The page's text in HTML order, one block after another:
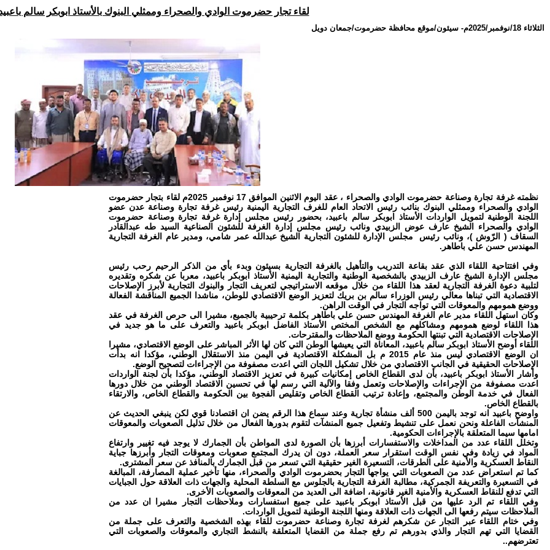
لقاء تجار حضرموت الوادي والصحراء وممثلي البنوك بالأستاذ ابوبكر سالم
الثلاثاء 18/نوفمبر/2025م - سيئون/موقع محافظة حضرموت/جمعان دويل
نظمته غرفة تجارة وصناعة حضرموت الوادي والصحراء ، عقد اليوم الاثنين الموافق 17 نوفمبر 2025م لقاء بتجار حضرموت
الوادي والصحراء وممثلي البنوك بنائب رئيس الاتحاد العام للغرف التجارية اليمنية رئيس غرفة تجارة وصناعة عدن عضو
اللجنة الوطنية لتمويل الواردات الأستاذ ابوبكر سالم باعبيد، بحضور رئيس مجلس إدارة غرفة تجارة وصناعة حضرموت
الوادي والصحراء الشيخ عارف عوض الزبيدي ونائب رئيس مجلس إدارة الغرفة للشئون الصناعية السيد طه عبدالقادر
السقاف ( الرّوش )، ونائب رئيس مجلس الإدارة للشئون التجارية الشيخ عبدالله عمر شامي، ومدير عام الغرفة التجارية
المهندس حسن علي باطاهر.
وفي افتتاحية اللقاء الذي عقد بقاعة التدريب والتأهيل بالغرفة التجارية بسيئون وبدء بأي من الذكر الرحيم رحب رئيس
مجلس الإدارة الشيخ عارف الزبيدي بالشخصية الوطنية والتجارية اليمنية الأستاذ ابوبكر باعبيد، معربا عن شكره وتقديره
لتلبية دعوة الغرفة التجارية لعقد هذا اللقاء من خلال موقعه الاستراتيجي لتعريف التجار والبنوك التجارية لأبرز الإصلاحات
الاقتصادية التي تبناها معالي رئيس الوزراء سالم بن بريك لتعزيز الوضع الاقتصادي للوطن، مناشدا الجميع المناقشة الفعالة
ووضع همومهم والمعوقات التي تواجه التجار في الوقت الراهن.
وكان استهل اللقاء مدير عام الغرفة المهندس حسن علي باطاهر بكلمة ترحيبية بالجميع، مشيرا الى حرص الغرفة في عقد
هذا اللقاء لوضع همومهم ومشاكلهم مع الشخص المختص الأستاذ الفاضل ابوبكر باعبيد والتعرف على ما هو جديد في
الإصلاحات الاقتصادية التي تبنتها الحكومة ووضع الملاحظات والمقترحات.
اللقاء أوضح الأستاذ ابوبكر سالم باعبيد، المعاناة التي يعيشها الوطن التي كان لها الأثر المباشر على الوضع الاقتصادي، مشيرا
ان الوضع الاقتصادي ليس منذ عام 2015 م بل المشكلة الاقتصادية في اليمن منذ الاستقلال الوطني، مؤكدا انه بدأت
الإصلاحات الحقيقية في الجانب الاقتصادي من خلال تشكيل اللجان التي اعدت مصفوفة من الإجراءات لتصحيح الوضع.
وأشار الأستاذ ابوبكر باعبيد، بأن لدى القطاع الخاص إمكانيات كبيرة في تعزيز الاقتصاد الوطني، مؤكدا بأن لجنة الواردات
اعدت مصفوفة من الإجراءات والإصلاحات وتعمل وفقا والآلية التي رسم لها في تحسين الاقتصاد الوطني من خلال دورها
الفعال في خدمة الوطن والمجتمع، وإعادة ترتيب القطاع الخاص وتقليص الفجوة بين الحكومة والقطاع الخاص، والارتقاء
بالقطاع الخاص.
واوضح باعبيد انه توجد باليمن 500 ألف منشأة تجارية وعند سماع هذا الرقم يضن ان اقتصادنا قوي لكن ينبغي الحديث عن
المنشآت الفاعلة ونحن نعمل على تنشيط وتفعيل جميع المنشآت لتقوم بدورها الفعال من خلال تذليل الصعوبات والمعوقات
امامها سيما المتعلقة بالإجراءات الحكومية.
وتخلل اللقاء عدد من المداخلات والاستفسارات أبرزها بأن الصورة لدى المواطن بأن الجمارك لا يوجد فيه تغيير وارتفاع
المواد في زيادة وفي نفس الوقت استقرار سعر العملة، دون ان يدرك المجتمع صعوبات ومعوقات التجار وأبرزها جباية
النقاط العسكرية والأمنية على الطرقات، التسعيرة الغير حقيقية التي تسعر من قبل الجمارك بالمنافذ عن سعر المشترى.
كما تم استعراض عدد من الصعوبات التي يواجها التجار بحضرموت الوادي والصحراء، منها تأخير عملية المصارفة، المبالغة
في التسعيرة والتعريفة الجمركية، مطالبة الغرفة التجارية بالجلوس مع السلطة المحلية والجهات ذات العلاقة حول الجبايات
التي تدفع للنقاط العسكرية والأمنية الغير قانونية، اضافة الى العديد من المعوقات والصعوبات الأخرى.
وفي اللقاء تم الرد عليها من قبل الأستاذ ابوبكر باعبيد على جميع استفسارات وملاحظات التجار مشيرا ان عدد من
الملاحظات سيتم رفعها الى الجهات ذات العلاقة ومنها اللجنة الوطنية لتمويل الواردات.
وفي ختام اللقاء عبر التجار عن شكرهم لغرفة تجارة وصناعة حضرموت للقاء بهذه الشخصية والتعرف على جملة من
القضايا التي تهم التجار والذي بدورهم تم رفع جملة من القضايا المتعلقة بالنشط التجاري والمعوقات والصعوبات التي
تعترضهم..